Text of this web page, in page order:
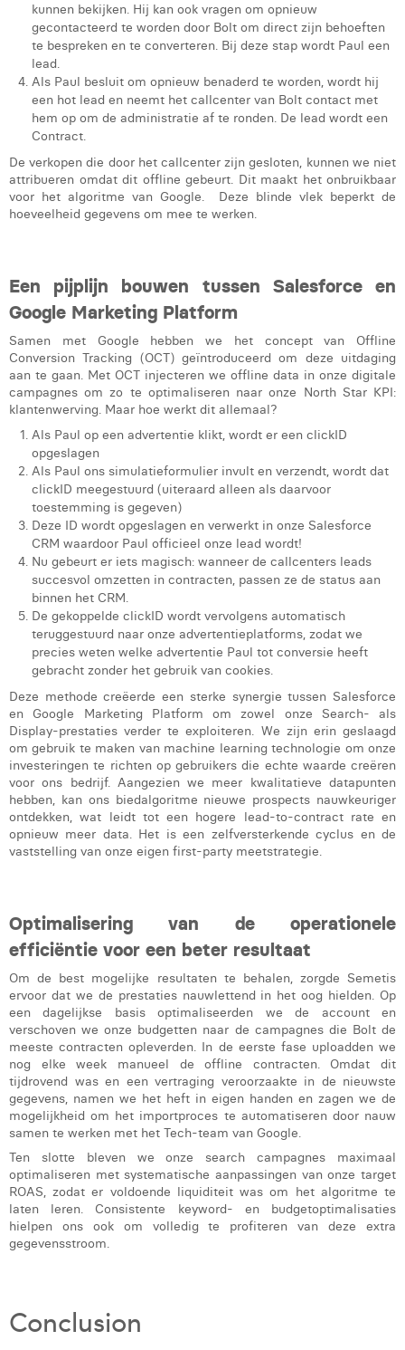
kunnen bekijken. Hij kan ook vragen om opnieuw
gecontacteerd te worden door Bolt om direct zijn behoeften
te bespreken en te converteren. Bij deze stap wordt Paul een
lead.
Als Paul besluit om opnieuw benaderd te worden, wordt hij
een hot lead en neemt het callcenter van Bolt contact met
hem op om de administratie af te ronden. De lead wordt een
Contract.
De verkopen die door het callcenter zijn gesloten, kunnen we niet
attribueren omdat dit offline gebeurt. Dit maakt het onbruikbaar
voor het algoritme van Google. Deze blinde vlek beperkt de
hoeveelheid gegevens om mee te werken.
Een pijplijn bouwen tussen Salesforce en
Google Marketing Platform
Samen met Google hebben we het concept van Offline
Conversion Tracking (OCT) geïntroduceerd om deze uitdaging
aan te gaan. Met OCT injecteren we offline data in onze digitale
campagnes om zo te optimaliseren naar onze North Star KPI:
klantenwerving. Maar hoe werkt dit allemaal?
Als Paul op een advertentie klikt, wordt er een clickID
opgeslagen
Als Paul ons simulatieformulier invult en verzendt, wordt dat
clickID meegestuurd (uiteraard alleen als daarvoor
toestemming is gegeven)
Deze ID wordt opgeslagen en verwerkt in onze Salesforce
CRM waardoor Paul officieel onze lead wordt!
Nu gebeurt er iets magisch: wanneer de callcenters leads
succesvol omzetten in contracten, passen ze de status aan
binnen het CRM.
De gekoppelde clickID wordt vervolgens automatisch
teruggestuurd naar onze advertentieplatforms, zodat we
precies weten welke advertentie Paul tot conversie heeft
gebracht zonder het gebruik van cookies.
Deze methode creëerde een sterke synergie tussen Salesforce
en Google Marketing Platform om zowel onze Search- als
Display-prestaties verder te exploiteren. We zijn erin geslaagd
om gebruik te maken van machine learning technologie om onze
investeringen te richten op gebruikers die echte waarde creëren
voor ons bedrijf. Aangezien we meer kwalitatieve datapunten
hebben, kan ons biedalgoritme nieuwe prospects nauwkeuriger
ontdekken, wat leidt tot een hogere lead-to-contract rate en
opnieuw meer data. Het is een zelfversterkende cyclus en de
vaststelling van onze eigen first-party meetstrategie.
Optimalisering van de operationele
efficiëntie voor een beter resultaat
Om de best mogelijke resultaten te behalen, zorgde Semetis
ervoor dat we de prestaties nauwlettend in het oog hielden. Op
een dagelijkse basis optimaliseerden we de account en
verschoven we onze budgetten naar de campagnes die Bolt de
meeste contracten opleverden. In de eerste fase uploadden we
nog elke week manueel de offline contracten. Omdat dit
tijdrovend was en een vertraging veroorzaakte in de nieuwste
gegevens, namen we het heft in eigen handen en zagen we de
mogelijkheid om het importproces te automatiseren door nauw
samen te werken met het Tech-team van Google.
Ten slotte bleven we onze search campagnes maximaal
optimaliseren met systematische aanpassingen van onze target
ROAS, zodat er voldoende liquiditeit was om het algoritme te
laten leren. Consistente keyword- en budgetoptimalisaties
hielpen ons ook om volledig te profiteren van deze extra
gegevensstroom.
Conclusion